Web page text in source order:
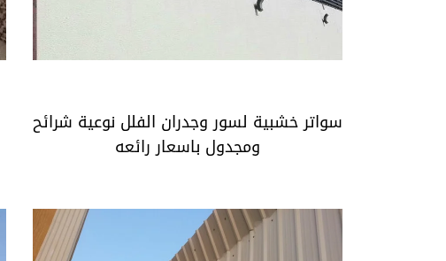
سواتر خشبية لسور وجدران الفلل نوعية شرائح
ومجدول باسعار رائعه